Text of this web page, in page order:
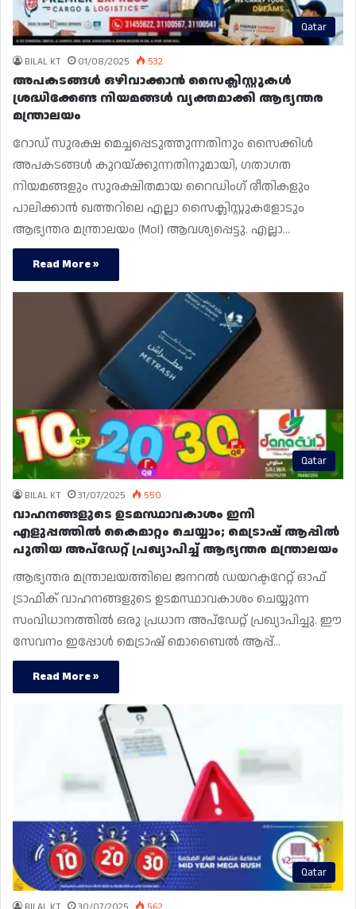
Qatar
BILAL KT 01/08/2025 532
അപകടങ്ങൾ ഒഴിവാക്കാൻ സൈക്ലിസ്റ്റുകൾ
ശ്രദ്ധിക്കേണ്ട നിയമങ്ങൾ വ്യക്തമാക്കി ആഭ്യന്തര
മന്ത്രാലയം
റോഡ് സുരക്ഷ മെച്ചപ്പെടുത്തുന്നതിനും സൈക്കിൾ
അപകടങ്ങൾ കുറയ്ക്കുന്നതിനുമായി, ഗതാഗത
നിയമങ്ങളും സുരക്ഷിതമായ റൈഡിംഗ് രീതികളും
പാലിക്കാൻ ഖത്തറിലെ എല്ലാ സൈക്ലിസ്റ്റുകളോടും
ആഭ്യന്തര മന്ത്രാലയം (MoI) ആവശ്യപ്പെട്ടു. എല്ലാ…
Read More »
Qatar
BILAL KT 31/07/2025 550
വാഹനങ്ങളുടെ ഉടമസ്ഥാവകാശം ഇനി
എളുപ്പത്തിൽ കൈമാറ്റം ചെയ്യാം; മെട്രാഷ് ആപ്പിൽ
പുതിയ അപ്‌ഡേറ്റ് പ്രഖ്യാപിച്ച് ആഭ്യന്തര മന്ത്രാലയം
ആഭ്യന്തര മന്ത്രാലയത്തിലെ ജനറൽ ഡയറക്ടറേറ്റ് ഓഫ്
ട്രാഫിക് വാഹനങ്ങളുടെ ഉടമസ്ഥാവകാശം ചെയ്യുന്ന
സംവിധാനത്തിൽ ഒരു പ്രധാന അപ്‌ഡേറ്റ് പ്രഖ്യാപിച്ചു. ഈ
സേവനം ഇപ്പോൾ മെട്രാഷ് മൊബൈൽ ആപ്പ്…
Read More »
Qatar